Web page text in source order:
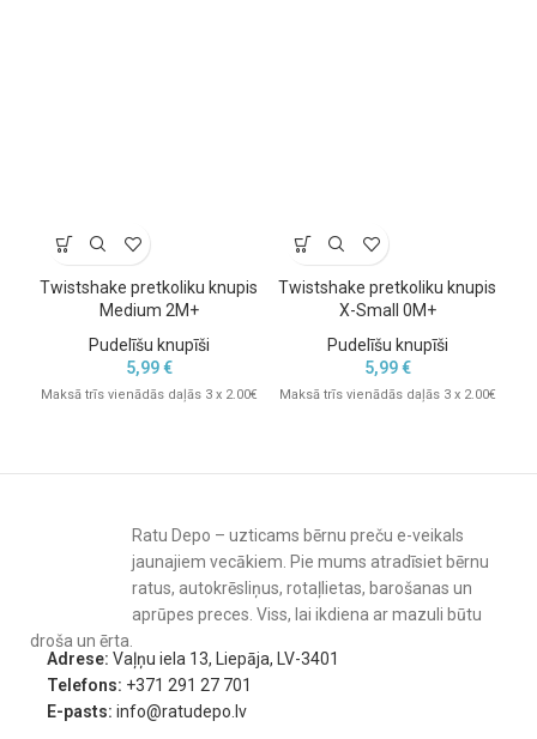
Pilnīga savietojamība
BIBS silikona snīpīši sader ar:
BIBS Sippy pudelītēm
Komplektā – 2 gab. silikona snīpīši
Pārtikas klases silikons – drošs un hipoalerģisks
Mīksts un maigs smaganām
Pretkoliku (anti-colic) vārsts samazina gaisa uzņemšanu
Noplūdēm izturīgs dizains
BPA, PVC un ftalātu brīvs
Piemērots visām BIBS pudelītēm
Twistshake pretkoliku knupis
Medium 2M+
Pudelīšu knupīši
5,99€
Maksā trīs vienādās daļās 3 x 2.00€
Twistshake pretkoliku knupis
X-Small 0M+
Pudelīšu knupīši
5,99€
Maksā trīs vienādās daļās 3 x 2.00€
Ratu Depo – uzticams bērnu preču e-veikals
jaunajiem vecākiem. Pie mums atradīsiet bērnu
ratus, autokrēsliņus, rotaļlietas, barošanas un
aprūpes preces. Viss, lai ikdiena ar mazuli būtu
droša un ērta.
Adrese: Vaļņu iela 13, Liepāja, LV-3401
Telefons: +371 291 27 701
E-pasts: info@ratudepo.lv